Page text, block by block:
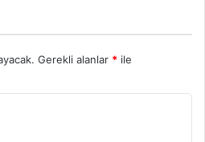
Gerekli alanlar * ile